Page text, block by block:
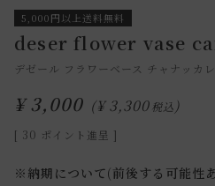
5,000円以上送料無料
deser flower vase
デゼール フラワーベース チャナッカレ
¥ 3,000 ¥ 3,300税込
[ 30 ポイント進呈 ]
※納期について(前後する可能性